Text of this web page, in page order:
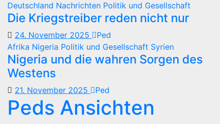
Deutschland Nachrichten Politik und Gesellschaft
Die Kriegstreiber reden nicht nur
24. November 2025
Ped
Afrika Nigeria Politik und Gesellschaft Syrien
Nigeria und die wahren Sorgen des
Westens
21. November 2025 Ped
Peds Ansichten